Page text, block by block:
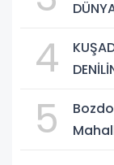
4
5